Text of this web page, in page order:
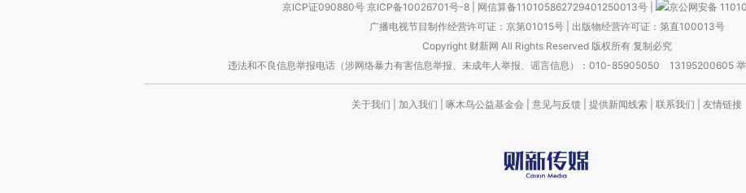
京ICP证090880号 京ICP备10026701号-8 网信算备110105862729401250013号
京公网安备
广播电视节目制作经营许可证：京第01015号| 出版物经营许可证：第直100013号
Copyright 财新网 All Rights Reserved 版权所有 复制必究
违法和不良信息举报电话（涉网络暴力有害信息举报、未成年人举报、谣言信息）：010-85905050 13195200605
关于我们 加入我们 啄木鸟公益基金会 意见与反馈 提供新闻线索 联系我们 友情链接